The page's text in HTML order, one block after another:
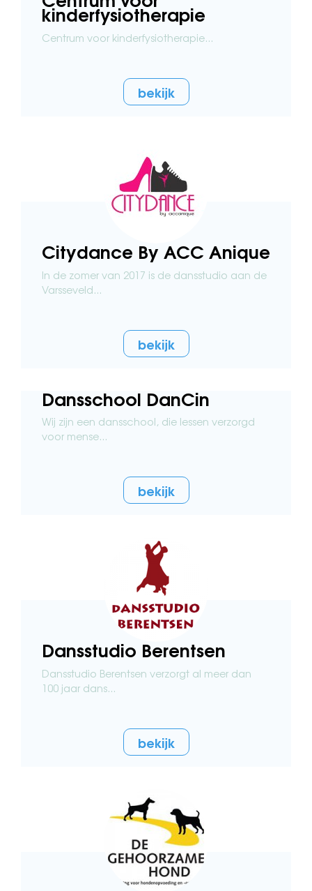
kinderfysiotherapie
Centrum voor kinderfysiotherapie...
bekijk
Citydance By ACC Anique
In de zomer van 2017 is de dansstudio aan de
Varsseveld...
bekijk
Dansschool DanCin
Wij zijn een dansschool, die lessen verzorgd
voor mense...
bekijk
Dansstudio Berentsen
Dansstudio Berentsen verzorgt al meer dan
100 jaar dans...
bekijk